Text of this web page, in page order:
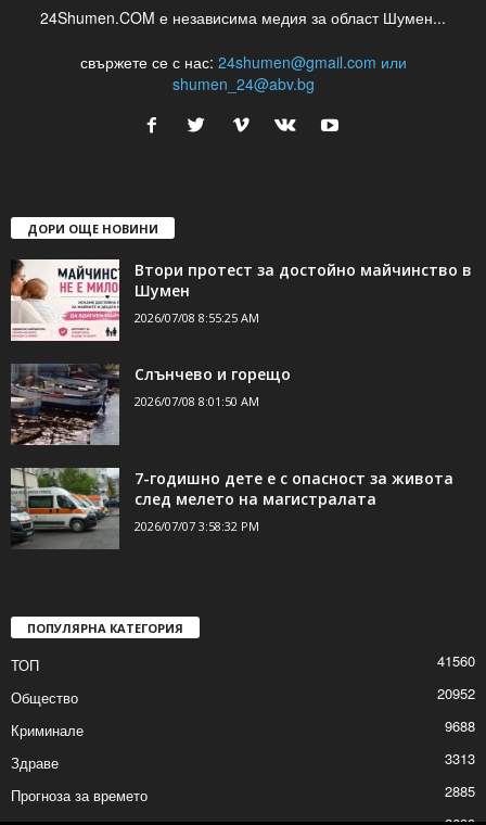
24Shumen.COM е независима медия за област Шумен...
свържете се с нас: 24shumen@gmail.com или
shumen_24@abv.bg
ДОРИ ОЩЕ НОВИНИ
Втори протест за достойно майчинство в
Шумен
2026/07/08 8:55:25 AM
Слънчево и горещо
2026/07/08 8:01:50 AM
7-годишно дете е с опасност за живота
след мелето на магистралата
2026/07/07 3:58:32 PM
ПОПУЛЯРНА КАТЕГОРИЯ
ТОП
41560
Общество
20952
Криминале
9688
Здраве
3313
Прогноза за времето
2885